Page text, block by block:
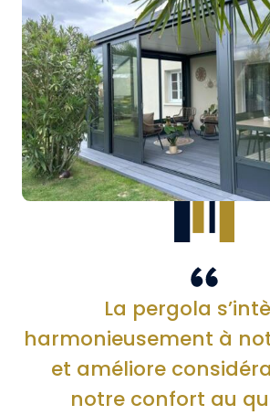
La pergola
harmonieusement à
et améliore
notre confort au